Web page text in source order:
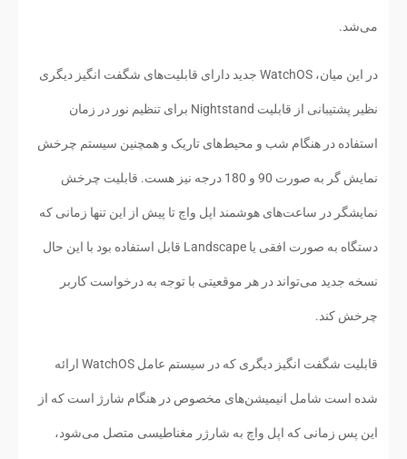
می‌شد.
در این میان، WatchOS جدید دارای قابلیت‌های شگفت انگیز دیگری
نظیر پشتیبانی از قابلیت Nightstand برای تنظیم نور در زمان
استفاده در هنگام شب و محیط‌های تاریک و همچنین سیستم چرخش
نمایش گر به صورت 90 و 180 درجه نیز هست. قابلیت چرخش
نمایشگر در ساعت‌های هوشمند اپل واچ تا پیش از این تنها زمانی که
دستگاه به صورت افقی یا Landscape قابل استفاده بود با این حال
نسخه جدید می‌تواند در هر موقعیتی با توجه به درخواست کاربر
چرخش کند.
قابلیت شگفت انگیز دیگری که در سیستم عامل WatchOS ارائه
شده است شامل انیمیشن‌های مخصوص در هنگام شارژ است که از
این پس زمانی که اپل واچ به شارژر مغناطیسی متصل می‌شود،